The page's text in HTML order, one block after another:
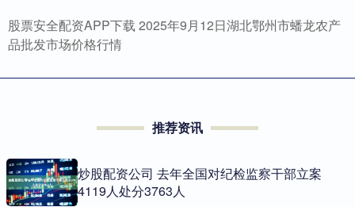
股票安全配资APP下载 2025年9月12日湖北鄂州市蟠龙农产
品批发市场价格行情
推荐资讯
炒股配资公司 去年全国对纪检监察干部立案
4119人处分3763人